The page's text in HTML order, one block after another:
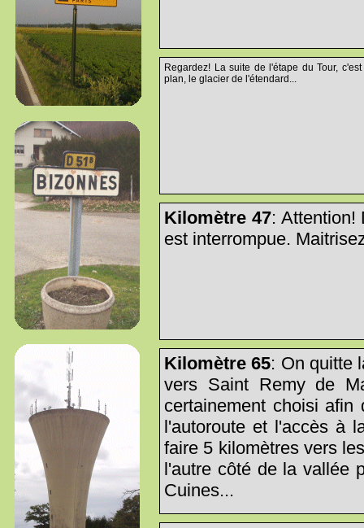
Regardez! La suite de l'étape du Tour,
plan, le glacier de l'étendard...
Kilomètre 47: Attention!
est interrompue.
Kilomètre 65: On quitte
vers Saint Remy de
certainement choisi
l'autoroute et l'accès à
faire 5 kilomètres vers
l'autre côté de la vallée
Cuines...